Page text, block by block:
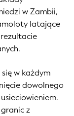
w Zambii,
latające
w każdym
dowolnego
z